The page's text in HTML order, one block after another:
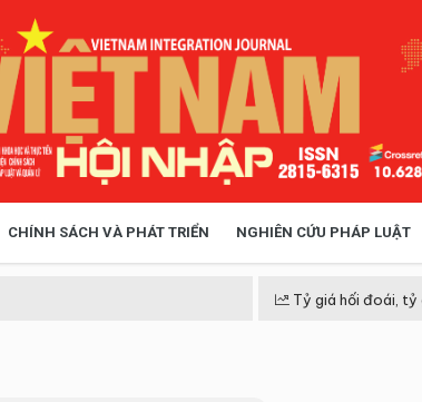
CHÍNH SÁCH VÀ PHÁT TRIỂN NGHIÊN CỨU PHÁP LUẬT
Tỷ giá hối đoái, tỷ